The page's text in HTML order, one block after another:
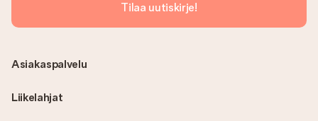
Tilaa uutiskirje!
Asiakaspalvelu
Liikelahjat